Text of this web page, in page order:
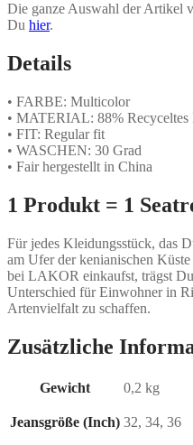
Die ganze Auswahl der Artikel
Du hier.
Details
• FARBE: Multicolor
• MATERIAL: 88% Recyceltes
• FIT: Regular fit
• WASCHEN: 30 Grad
• Fair hergestellt in China
1 Produkt = 1
Für jedes Kleidungsstück, das
am Ufer der kenianischen
bei LAKOR einkaufst, trägst
Unterschied für Einwohner in
Artenvielfalt zu schaffen.
Zusätzliche
Gewicht 0,2 kg
Jeansgröße (Inch) 32, 34, 36